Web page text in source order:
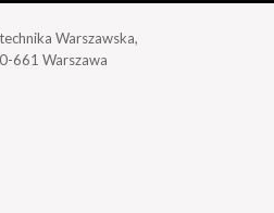
Warszawska,
661 Warszawa